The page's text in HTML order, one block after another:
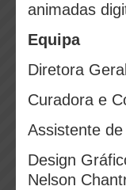
animadas
Equipa
Diretora
Curadora e
Assistente
Design
Nelson